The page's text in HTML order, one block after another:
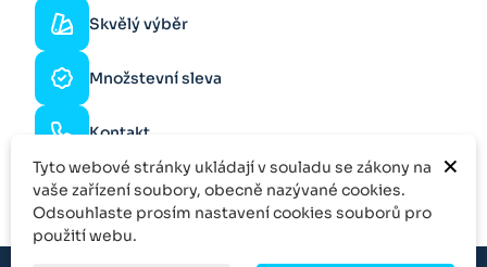
Skvělý výběr
Množstevní sleva
Kontakt
×
Tyto webové stránky ukládají v souladu se zákony na
vaše zařízení soubory, obecně nazývané cookies.
Odsouhlaste prosím nastavení cookies souborů pro
použití webu.